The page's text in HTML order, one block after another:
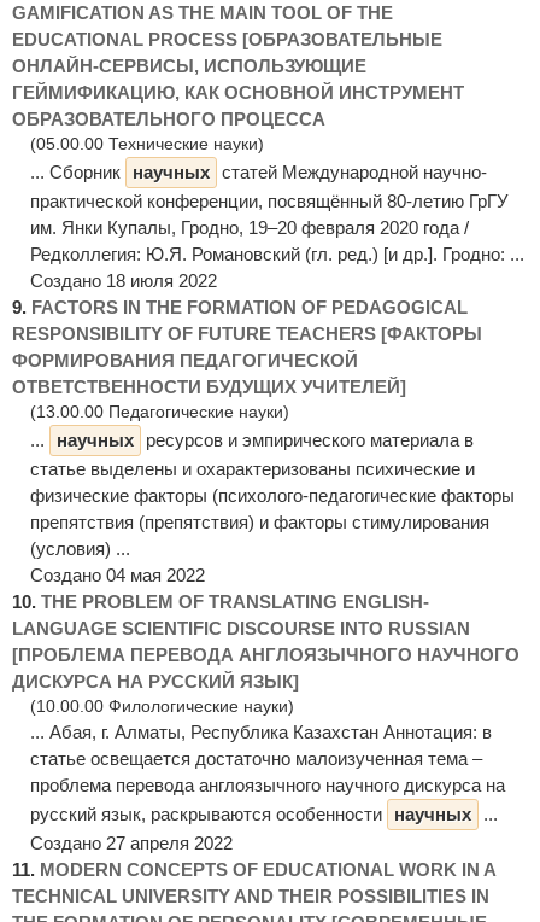
GAMIFICATION AS THE MAIN TOOL OF THE
EDUCATIONAL PROCESS [ОБРАЗОВАТЕЛЬНЫЕ
ОНЛАЙН-СЕРВИСЫ, ИСПОЛЬЗУЮЩИЕ
ГЕЙМИФИКАЦИЮ, КАК ОСНОВНОЙ ИНСТРУМЕНТ
ОБРАЗОВАТЕЛЬНОГО ПРОЦЕССА
(05.00.00 Технические науки)
... Сборник научных статей Международной научно-
практической конференции, посвящённый 80-летию ГрГУ
им. Янки Купалы, Гродно, 19–20 февраля 2020 года /
Редколлегия: Ю.Я. Романовский (гл. ред.) [и др.]. Гродно: ...
Создано 18 июля 2022
9. FACTORS IN THE FORMATION OF PEDAGOGICAL
RESPONSIBILITY OF FUTURE TEACHERS [ФАКТОРЫ
ФОРМИРОВАНИЯ ПЕДАГОГИЧЕСКОЙ
ОТВЕТСТВЕННОСТИ БУДУЩИХ УЧИТЕЛЕЙ]
(13.00.00 Педагогические науки)
... научных
ресурсов и эмпирического материала в
статье выделены и охарактеризованы психические и
физические факторы (психолого-педагогические факторы
препятствия (препятствия) и факторы стимулирования
(условия) ...
Создано 04 мая 2022
10. THE PROBLEM OF TRANSLATING ENGLISH-
LANGUAGE SCIENTIFIC DISCOURSE INTO RUSSIAN
[ПРОБЛЕМА ПЕРЕВОДА АНГЛОЯЗЫЧНОГО НАУЧНОГО
ДИСКУРСА НА РУССКИЙ ЯЗЫК]
(10.00.00 Филологические науки)
... Абая, г. Алматы, Республика Казахстан Аннотация: в
статье освещается достаточно малоизученная тема –
проблема перевода англоязычного научного дискурса на
русский язык, раскрываются особенности
научных
...
Создано 27 апреля 2022
11. MODERN CONCEPTS OF EDUCATIONAL WORK IN A
TECHNICAL UNIVERSITY AND THEIR POSSIBILITIES IN